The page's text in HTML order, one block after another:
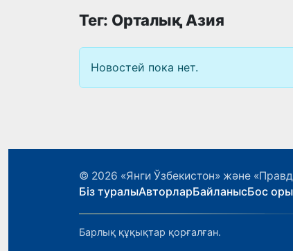
Жарты жылда Өзбекстанда қанша егіз
Тег: Орталық Азия
Новостей пока нет.
© 2026 «Янги Ўзбекистон» және
Біз туралыАвторларБайланысБос
Барлық құқықтар қорғалған.